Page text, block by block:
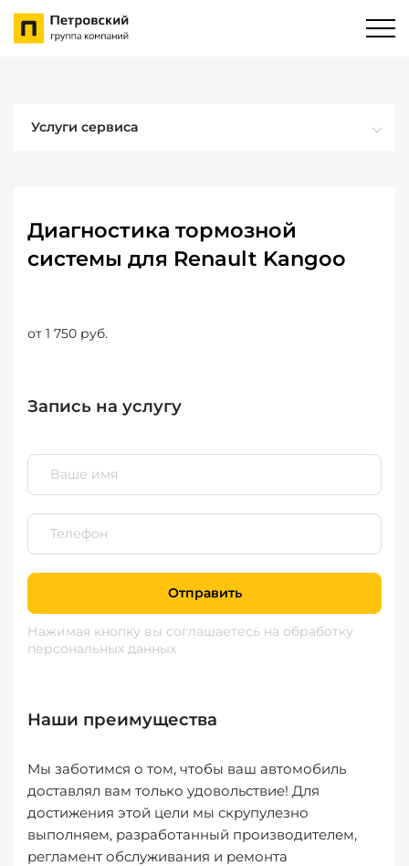
Услуги сервиса
Диагностика тормозной
системы для Renault Kangoo
от 1 750 руб.
Запись на услугу
Отправить
Нажимая кнопку вы соглашаетесь на обработку
персональных данных
Наши преимущества
Мы заботимся о том, чтобы ваш автомобиль
доставлял вам только удовольствие! Для
достижения этой цели мы скрупулезно
выполняем, разработанный производителем,
регламент обслуживания и ремонта